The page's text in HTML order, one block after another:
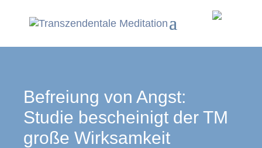
Befreiung von Angst:
Studie bescheinigt der TM
große Wirksamkeit